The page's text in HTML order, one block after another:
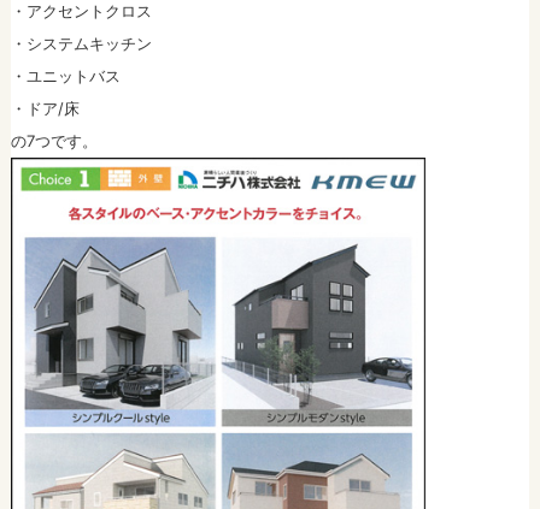
・アクセントクロス
・システムキッチン
・ユニットバス
・ドア/床
の7つです。